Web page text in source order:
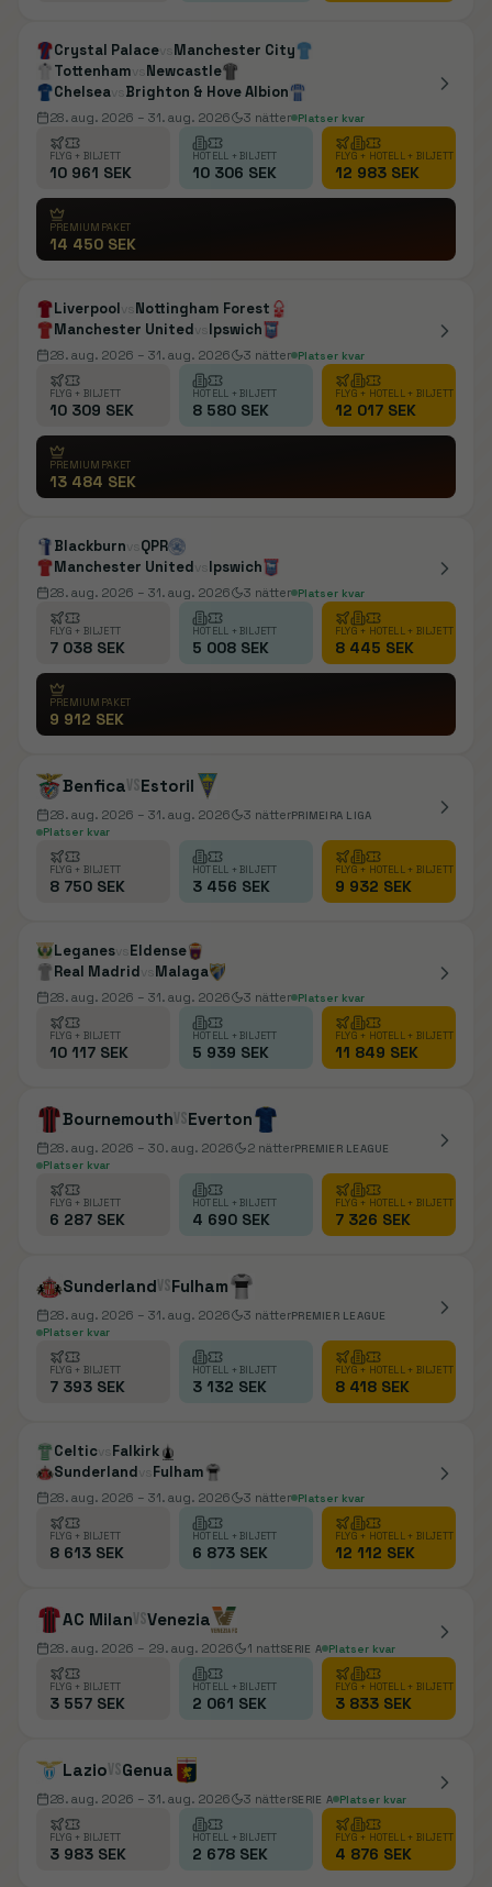
Crystal Palacevs Manchester City
Tottenham vs Newcastle
Chelseavs Brighton & Hove Albion
28. aug. 2026 – 31. aug. 2026 3 nätter Platser kvar
FLYG + BILJETT
10 961 SEK
HOTELL + BILJETT
10 306 SEK
FLYG + HOTELL + BILJETT
12 983 SEK
PREMIUMPAKET
14 450 SEK
Liverpool vs Nottingham Forest
Manchester United vs Ipswich
28. aug. 2026 – 31. aug. 2026 3 nätter Platser kvar
FLYG + BILJETT
10 309 SEK
HOTELL + BILJETT
8 580 SEK
FLYG + HOTELL + BILJETT
12 017 SEK
PREMIUMPAKET
13 484 SEK
Blackburn vs QPR
Manchester United vs Ipswich
28. aug. 2026 – 31. aug. 2026 3 nätter Platser kvar
FLYG + BILJETT
7 038 SEK
HOTELL + BILJETT
5 008 SEK
FLYG + HOTELL + BILJETT
8 445 SEK
PREMIUMPAKET
9 912 SEK
BenficavsEstoril
28. aug. 2026 – 31. aug. 2026 3 nätterPRIMEIRA LIGA
Platser kvar
FLYG + BILJETT
8 750 SEK
HOTELL + BILJETT
3 456 SEK
FLYG + HOTELL + BILJETT
9 932 SEK
Leganesvs Eldense
Real Madrid vs Malaga
28. aug. 2026 – 31. aug. 2026 3 nätter Platser kvar
FLYG + BILJETT
10 117 SEK
HOTELL + BILJETT
5 939 SEK
FLYG + HOTELL + BILJETT
11 849 SEK
BournemouthvsEverton
28. aug. 2026 – 30. aug. 2026 2 nätterPREMIER LEAGUE
Platser kvar
FLYG + BILJETT
6 287 SEK
HOTELL + BILJETT
4 690 SEK
FLYG + HOTELL + BILJETT
7 326 SEK
SunderlandvsFulham
28. aug. 2026 – 31. aug. 2026 3 nätterPREMIER LEAGUE
Platser kvar
FLYG + BILJETT
7 393 SEK
HOTELL + BILJETT
3 132 SEK
FLYG + HOTELL + BILJETT
8 418 SEK
Celticvs Falkirk
Sunderland vs Fulham
28. aug. 2026 – 31. aug. 2026 3 nätter Platser kvar
FLYG + BILJETT
8 613 SEK
HOTELL + BILJETT
6 873 SEK
FLYG + HOTELL + BILJETT
12 112 SEK
AC MilanvsVenezia
28. aug. 2026 – 29. aug. 2026 1 nattSERIE A Platser kvar
FLYG + BILJETT
3 557 SEK
HOTELL + BILJETT
2 061 SEK
FLYG + HOTELL + BILJETT
3 833 SEK
LaziovsGenua
28. aug. 2026 – 31. aug. 2026 3 nätterSERIE A Platser kvar
FLYG + BILJETT
3 983 SEK
HOTELL + BILJETT
2 678 SEK
FLYG + HOTELL + BILJETT
4 876 SEK